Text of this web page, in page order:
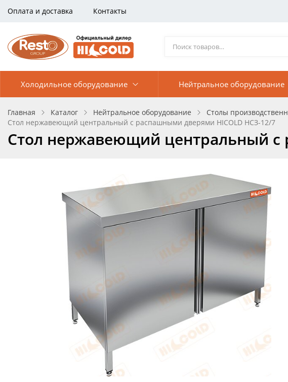
Оплата и доставка Контакты
Холодильное оборудование Нейтральное оборудование
Главная Каталог Нейтральное оборудование Столы
Стол нержавеющий центральный с распашными дверями HICOLD НСЗ-12/7
Стол нержавеющий центральный